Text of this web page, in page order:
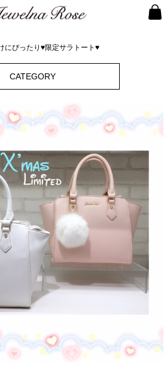
にぴったり♥限定サラトート♥
CATEGORY